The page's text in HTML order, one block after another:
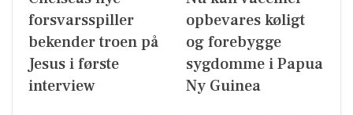
forsvarsspiller
bekender troen på
Jesus i første
interview
opbevares køligt
og forebygge
sygdomme i Papua
Ny Guinea